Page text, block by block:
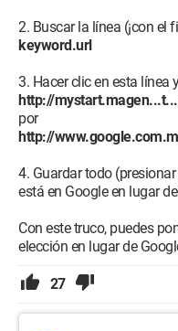
2. Buscar la línea (¡con el
keyword.url
3. Hacer clic en esta línea
http://
por
http://
4. Guardar todo
está en Google en lugar
Con este truco, puedes
elección en lugar de
27